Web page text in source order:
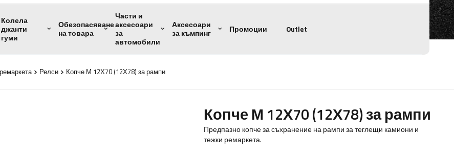
Колела
джанти
гуми
Обезопасяване
на товара
Части и
аксесоари
за
автомобили
Аксесоари
за къмпинг
Промоции Outlet
Релси Копче М 12Х70 (12Х78) за рампи
Копче М 12Х70 (12Х78) за рампи
Предпазно копче за съхранение на рампи за теглещи камиони и
тежки ремаркета.